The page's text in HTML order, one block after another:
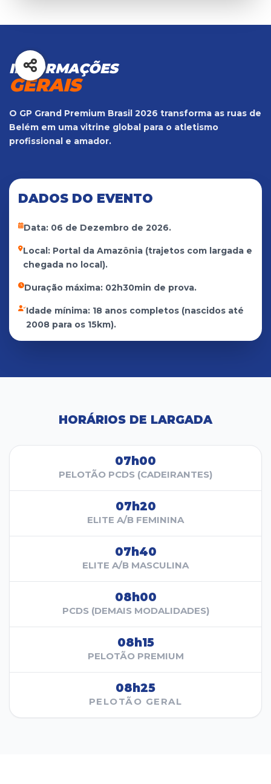
INFORMAÇÕES
GERAIS
O GP Grand Premium Brasil 2026 transforma as ruas de
Belém em uma vitrine global para o atletismo
profissional e amador.
DADOS DO EVENTO
Data: 06 de Dezembro de 2026.
Local: Portal da Amazônia (trajetos com largada e
chegada no local).
Duração máxima: 02h30min de prova.
Idade mínima: 18 anos completos (nascidos até
2008 para os 15km).
HORÁRIOS DE LARGADA
07h00
PELOTÃO PCDS (CADEIRANTES)
07h20
ELITE A/B FEMININA
07h40
ELITE A/B MASCULINA
08h00
PCDS (DEMAIS MODALIDADES)
08h15
PELOTÃO PREMIUM
08h25
PELOTÃO GERAL